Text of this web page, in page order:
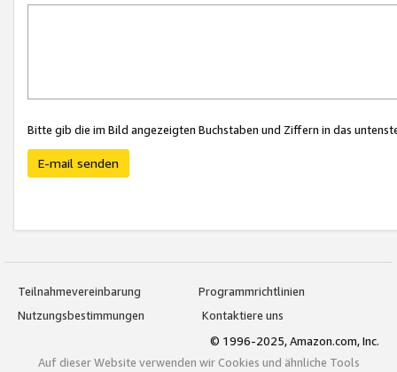
Bitte gib die im Bild angezeigten Buchstaben und Ziffern in das
E-mail senden
Teilnahmevereinbarung
Programmrichtlinien
Nutzungsbestimmungen
Kontaktiere uns
© 1996-2025, Amazon.com, Inc.
Auf dieser Website verwenden wir Cookies und ähnliche Tools